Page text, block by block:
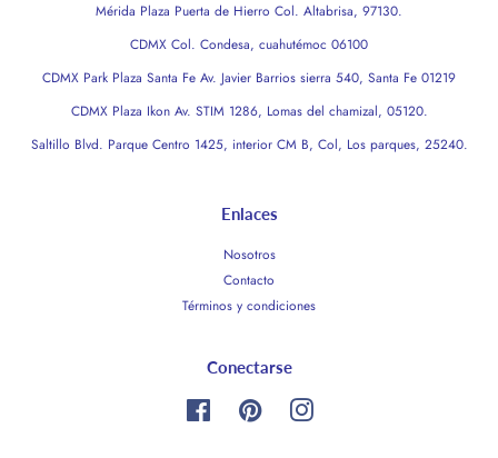
Mérida Plaza Puerta de Hierro Col. Altabrisa, 97130.
CDMX Col. Condesa, cuahutémoc 06100
CDMX Park Plaza Santa Fe Av. Javier Barrios sierra 540, Santa Fe 01219
CDMX Plaza Ikon Av. STIM 1286, Lomas del chamizal, 05120.
Saltillo Blvd. Parque Centro 1425, interior CM B, Col, Los parques, 25240.
Enlaces
Nosotros
Contacto
Términos y condiciones
Conectarse
FacebookPinterestInstagram